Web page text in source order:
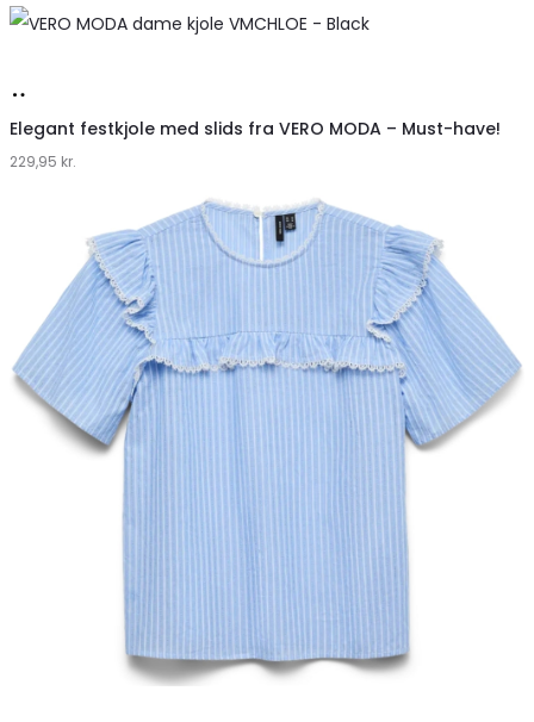
hos
Klædeskabet.dk
Elegant festkjole med slids fra VERO MODA – Must-have!
229,95 kr.